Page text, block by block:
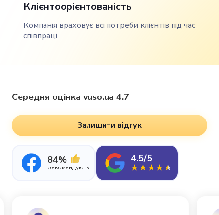
Клієнтоорієнтованість
Компанія враховує всі потреби клієнтів під час
співпраці
Середня оцінка vuso.ua 4.7
84%
рекомендують
4.5/5
Залишити відгук